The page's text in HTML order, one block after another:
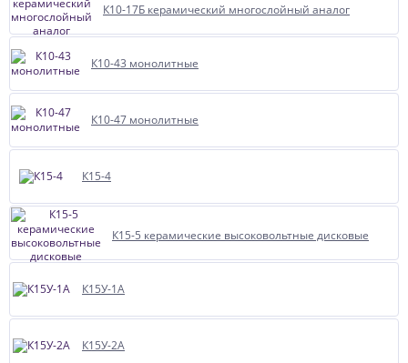
К10-17Б керамический многослойный аналог
К10-43 монолитные
К10-47 монолитные
К15-4
К15-5 керамические высоковольтные дисковые
К15У-1А
К15У-2А